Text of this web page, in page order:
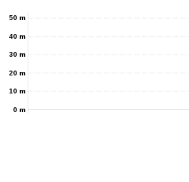
0 m
10 m
20 m
30 m
40 m
50 m